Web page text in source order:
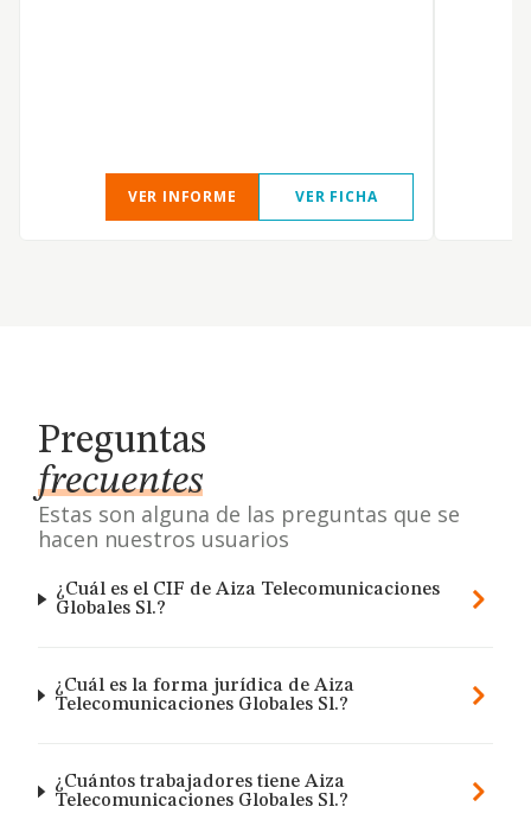
VER INFORME VER FICHA
Preguntas
frecuentes
Estas son alguna de las preguntas que se
hacen nuestros usuarios
¿Cuál es el CIF de Aiza Telecomunicaciones
Globales Sl.?
¿Cuál es la forma jurídica de Aiza
Telecomunicaciones Globales Sl.?
¿Cuántos trabajadores tiene Aiza
Telecomunicaciones Globales Sl.?